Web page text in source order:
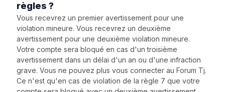
règles ?
Vous recevrez un premier avertissement pour une
violation mineure. Vous recevrez un deuxième
avertissement pour une deuxième violation mineure.
Votre compte sera bloqué en cas d'un troisième
avertissement dans un délai d'un an ou d'une infraction
grave. Vous ne pouvez plus vous connecter au Forum Tj.
Ce n'est qu'en cas de violation de la règle 7 que votre